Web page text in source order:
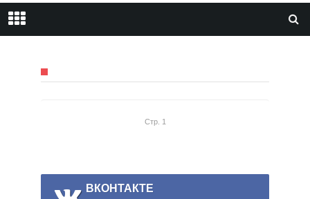
Стр. 1
ВКОНТАКТЕ